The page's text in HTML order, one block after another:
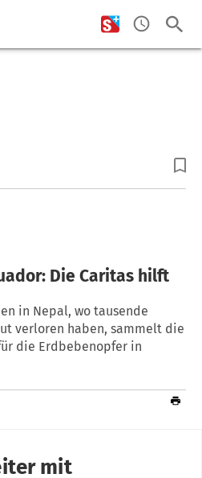
Die Caritas hilft
in Nepal, wo tausende
verloren haben, sammelt die
die Erdbebenopfer in